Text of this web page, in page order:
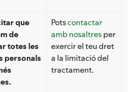
que
de
totes les
personals
Potscontactar
amb nosaltresper
exercir el teu dret
a la limitació del
tractament.